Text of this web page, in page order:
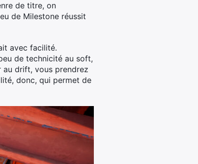
de titre, on
de Milestone réussit
avec facilité.
de technicité au soft,
au drift, vous prendrez
donc, qui permet de